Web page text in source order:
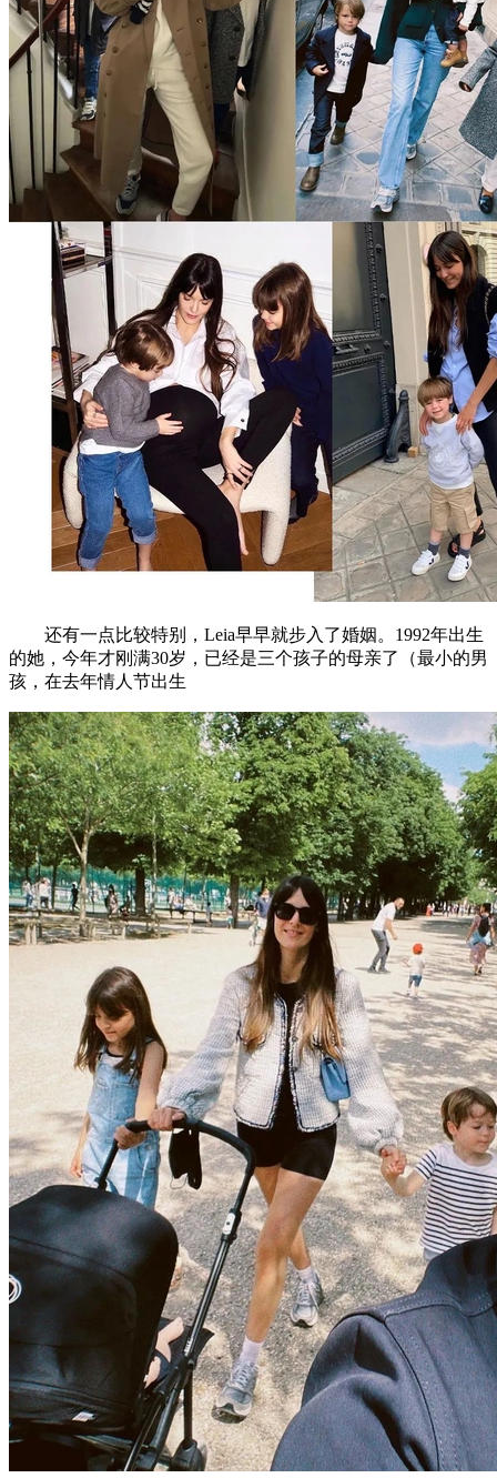
还有一点比较特别，Leia早早就步入了婚姻。1992年出生
的她，今年才刚满30岁，已经是三个孩子的母亲了（最小的男
孩，在去年情人节出生